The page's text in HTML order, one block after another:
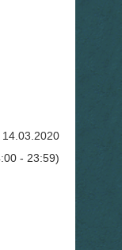
14.03.2020
- 23:59)